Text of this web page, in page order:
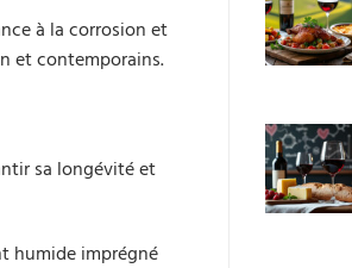
à la corrosion et
et contemporains.
sa longévité et
humide imprégné